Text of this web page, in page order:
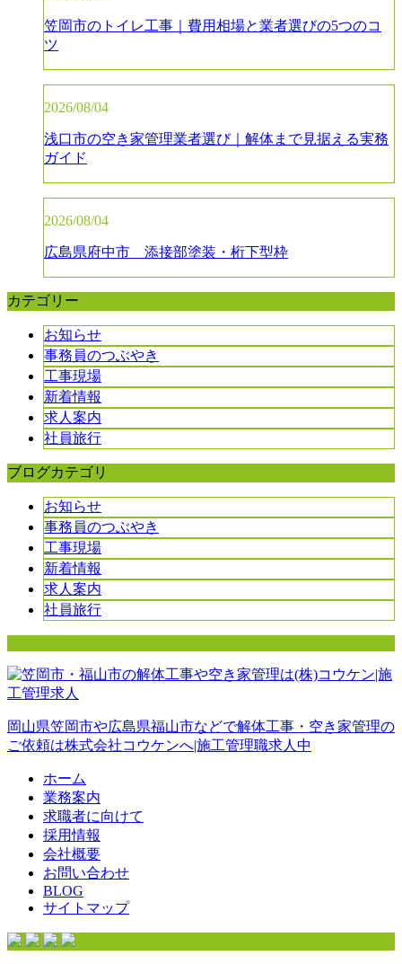
笠岡市のトイレ工事｜費用相場と業者選びの5つのコ
ツ
2026/08/04
浅口市の空き家管理業者選び｜解体まで見据える実務
ガイド
2026/08/04
広島県府中市 添接部塗装・桁下型枠
カテゴリー
お知らせ
事務員のつぶやき
工事現場
新着情報
求人案内
社員旅行
ブログカテゴリ
お知らせ
事務員のつぶやき
工事現場
新着情報
求人案内
社員旅行
岡山県笠岡市や広島県福山市などで解体工事・空き家管理の
ご依頼は株式会社コウケンへ|施工管理職求人中
ホーム
業務案内
求職者に向けて
採用情報
会社概要
お問い合わせ
BLOG
サイトマップ